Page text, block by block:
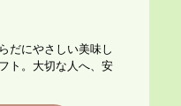
だにやさしい美味し
ト。大切な人へ、安